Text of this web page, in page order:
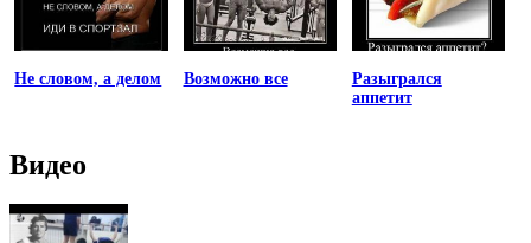
Не словом, а делом Возможно все
Разыгрался
аппетит
Видео